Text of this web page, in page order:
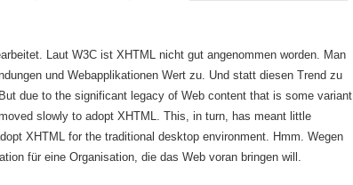
Laut W3C ist XHTML nicht gut angenommen worden. Man
und Webapplikationen Wert zu. Und statt diesen Trend zu
But due to the significant legacy of Web content that is some variant
slowly to adopt XHTML. This, in turn, has meant little
XHTML for the traditional desktop environment. Hmm. Wegen
für eine Organisation, die das Web voran bringen will.